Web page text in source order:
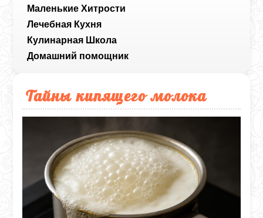
Маленькие Хитрости
Лечебная Кухня
Кулинарная Школа
Домашний помощник
Тайны кипящего молока